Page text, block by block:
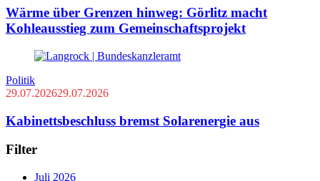
Wärme über Grenzen hinweg: Görlitz macht
Kohleausstieg zum Gemeinschaftsprojekt
Politik
29.07.202629.07.2026
Kabinettsbeschluss bremst Solarenergie aus
Filter
Juli 2026